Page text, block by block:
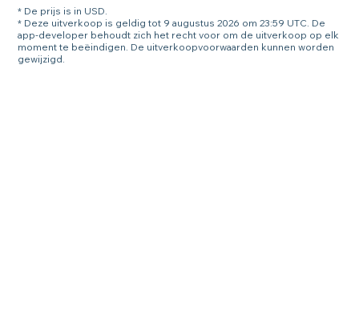
* De prijs is in USD.
* Deze uitverkoop is geldig tot 9 augustus 2026 om 23:59 UTC. De
app-developer behoudt zich het recht voor om de uitverkoop op elk
moment te beëindigen. De uitverkoopvoorwaarden kunnen worden
gewijzigd.